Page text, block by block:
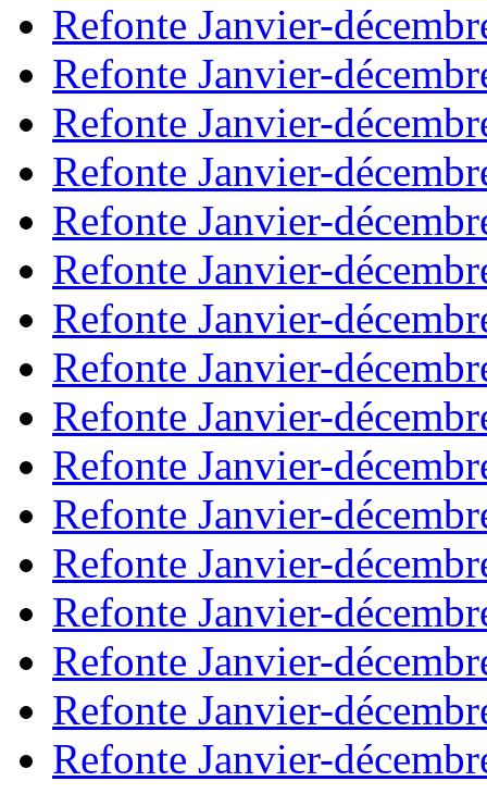
Refonte Janvier-
Refonte Janvier-
Refonte Janvier-
Refonte Janvier-
Refonte Janvier-
Refonte Janvier-
Refonte Janvier-
Refonte Janvier-
Refonte Janvier-
Refonte Janvier-
Refonte Janvier-
Refonte Janvier-
Refonte Janvier-
Refonte Janvier-
Refonte Janvier-
Refonte Janvier-